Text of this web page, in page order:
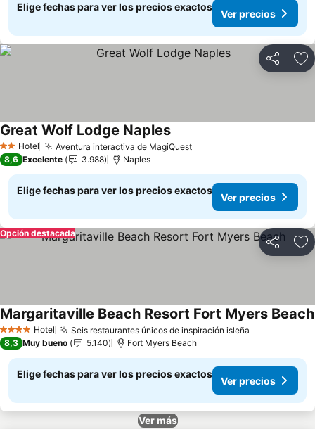
Elige fechas para ver los precios exactos
Ver precios
Compartir
2 Estrellas
Hotel Aventura interactiva de MagiQuest
Great Wolf Lodge Naples
8,6 Excelente 3.988 Naples
Elige fechas para ver los precios exactos
Ver precios
Compartir
Opción destacada
4 EstrellasHotel Seis restaurantes únicos de inspiración isleña
Margaritaville Beach Resort Fort Myers Beach
8,3 Muy bueno 5.140 Fort Myers Beach
Elige fechas para ver los precios exactos
Ver precios
Ver más